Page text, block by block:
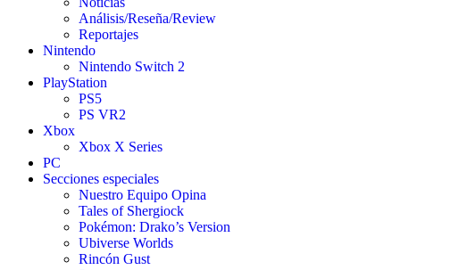
Análisis/Reseña/Review
Reportajes
Nintendo
Nintendo Switch 2
PlayStation
PS5
PS VR2
Xbox
Xbox X Series
PC
Secciones especiales
Nuestro Equipo Opina
Tales of Shergiock
Pokémon: Drako’s Version
Ubiverse Worlds
Rincón Gust